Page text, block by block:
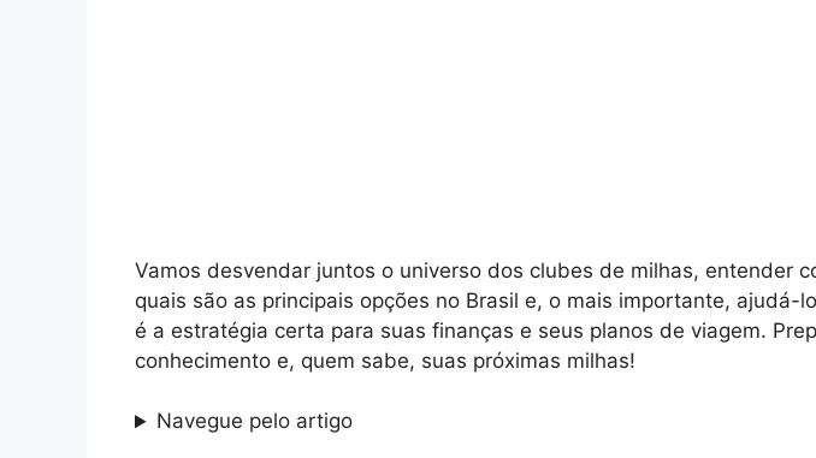
Vamos desvendar juntos o universo dos clubes de milhas, entender
quais são as principais opções no Brasil e, o mais importante, ajudá-
é a estratégia certa para suas finanças e seus planos de viagem.
conhecimento e, quem sabe, suas próximas milhas!
Navegue pelo artigo